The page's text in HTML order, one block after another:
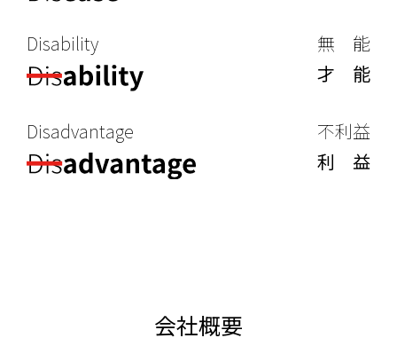
Disability
無 能
才 能
Disadvantage
不利益
利 益
会社概要